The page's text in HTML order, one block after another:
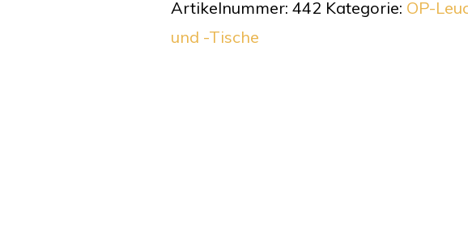
Artikelnummer:442 Kategorie: OP-
und -Tische